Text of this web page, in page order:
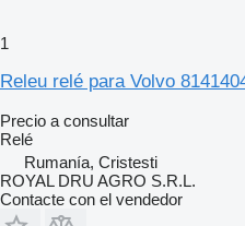
1
Releu relé para Volvo
Precio a consultar
Relé
Rumanía, Cristesti
ROYAL DRU AGRO S.R.L.
Contacte con el vendedor